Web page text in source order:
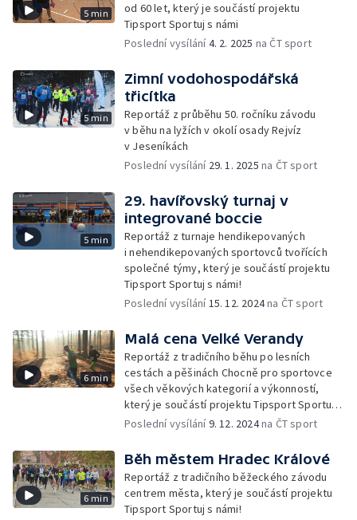
5 min
od 60 let, který je součástí projektu
Tipsport Sportuj s námi
Poslední vysílání4. 2. 2025 na ČT sport
5 min
Zimní vodohospodářská
třicítka
Reportáž z průběhu 50. ročníku závodu
v běhu na lyžích v okolí osady Rejvíz
v Jeseníkách
Poslední vysílání 29. 1. 2025 na ČT sport
5 min
29. havířovský turnaj v
integrované boccie
Reportáž z turnaje hendikepovaných
i nehendikepovaných sportovců tvořících
společné týmy, který je součástí projektu
Tipsport Sportuj s námi!
Poslední vysílání15. 12. 2024na ČT sport
6 min
Malá cena Velké Verandy
Reportáž z tradičního běhu po lesních
cestách a pěšinách Chocně pro sportovce
všech věkových kategorií a výkonností,
který je součástí projektu Tipsport Sportuj
s námi!
Poslední vysílání9. 12. 2024na ČT sport
6 min
Běh městem Hradec Králové
Reportáž z tradičního běžeckého závodu
centrem města, který je součástí projektu
Tipsport Sportuj s námi!